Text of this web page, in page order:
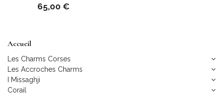
65,00 €
Accueil
Les Charms Corses
Les Accroches Charms
I Missaghji
Corail